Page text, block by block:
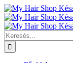
Kihagyás
Keresés...